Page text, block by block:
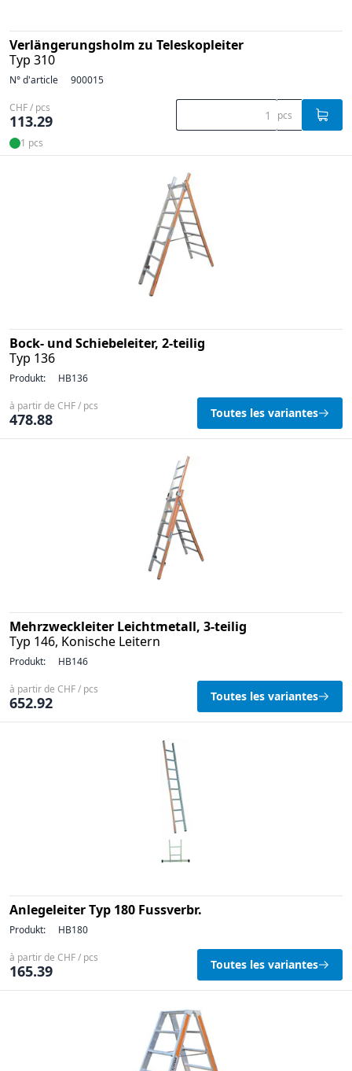
Verlängerungsholm zu Teleskopleiter
Typ 310
N° d'article 900015
CHF / pcs
113.29 pcs
1 pcs
Bock- und Schiebeleiter, 2-teilig
Typ 136
Produkt: HB136
à partir de CHF / pcs
478.88 Toutes les variantes
Mehrzweckleiter Leichtmetall, 3-teilig
Typ 146, Konische Leitern
Produkt: HB146
à partir de CHF / pcs
652.92 Toutes les variantes
Anlegeleiter Typ 180 Fussverbr.
Produkt: HB180
à partir de CHF / pcs
165.39 Toutes les variantes